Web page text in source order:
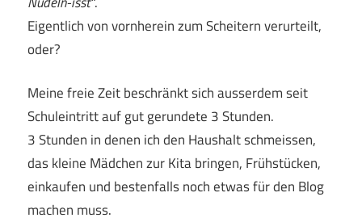
Eigentlich von vornherein zum Scheitern verurteilt,
oder?
Meine freie Zeit beschränkt sich ausserdem seit
Schuleintritt auf gut gerundete 3 Stunden.
3 Stunden in denen ich den Haushalt schmeissen,
das kleine Mädchen zur Kita bringen, Frühstücken,
einkaufen und bestenfalls noch etwas für den Blog
machen muss.